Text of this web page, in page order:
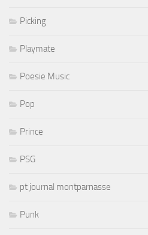
Picking
Playmate
Poesie Music
Pop
Prince
PSG
pt journal montparnasse
Punk